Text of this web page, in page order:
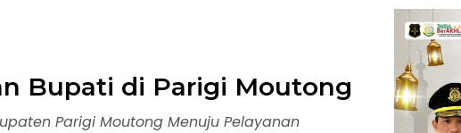
Bupati di Parigi Moutong
Parigi Moutong Menuju Pelayanan